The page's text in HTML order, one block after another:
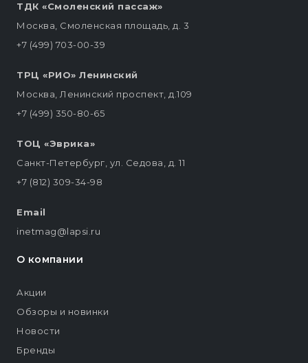
ТДК «Смоленский пассаж»
Москва, Смоленская площадь, д. 3
+7 (499) 703-00-39
ТРЦ «РИО» Ленинский
Москва, Ленинский проспект, д.109
+7 (499) 350-80-65
ТОЦ «Эврика»
Санкт-Петербург, ул. Седова, д. 11
+7 (812) 309-34-98
Email
inetmag@lapsi.ru
О компании
Акции
Обзоры и новинки
Новости
Бренды